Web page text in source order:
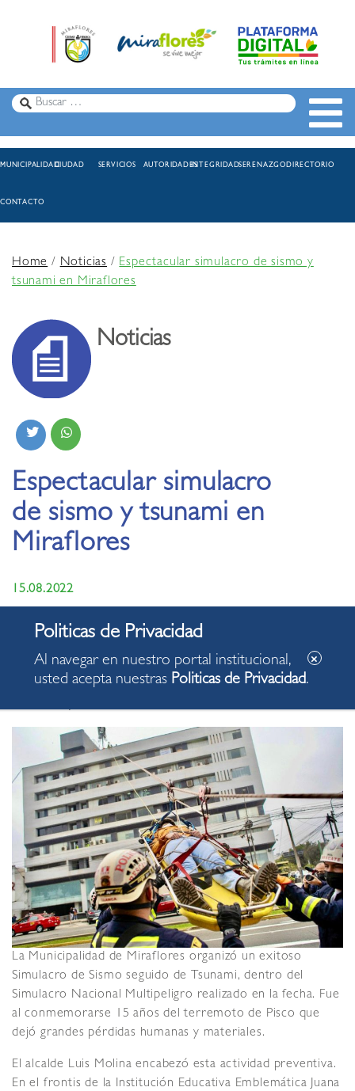
MUNICIPALIDADCIUDAD SERVICIOS AUTORIDADESINTEGRIDADSERENAZGODIRECTORIO
CONTACTO
Home/Noticias /Espectacular simulacro de sismo y
tsunami en Miraflores
Noticias
Espectacular simulacro
de sismo y tsunami en
Miraflores
15.08.2022
Alcalde Luis Molina encabezó ejercicio preventivo.
activamente.
Saldo fue de 613 fallecidos, 7 mil 408 heridos y 3
La Municipalidad de Miraflores organizó un exitoso
Simulacro de Sismo seguido de Tsunami, dentro del
Simulacro Nacional Multipeligro realizado en la fecha. Fue
al conmemorarse 15 años del terremoto de Pisco que
dejó grandes pérdidas humanas y materiales.
El alcalde Luis Molina encabezó esta actividad preventiva.
En el frontis de la Institución Educativa Emblemática Juana
Al navegar en nuestro portal institucional,
usted acepta nuestras Politicas de Privacidad.